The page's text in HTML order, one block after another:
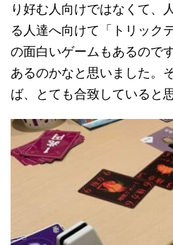
り好む人向けではなくて、
る人達へ向けて「トリック
の面白いゲームもあるので
あるのかなと思いました。
ば、とても合致していると